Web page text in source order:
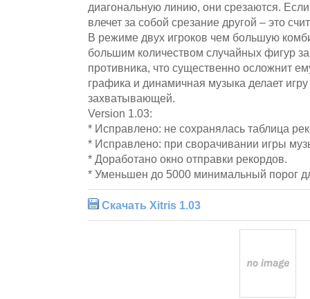
диагональную линию, они срезаются.
влечет за собой срезание другой – это
В режиме двух игроков чем большую
большим количеством случайных фигур
противника, что существенно осложнит
графика и динамичная музыка делает
захватывающей.
Version 1.03:
* Исправлено: не сохранялась таблица
* Исправлено: при сворачивании игры
* Доработано окно отправки рекордов.
* Уменьшен до 5000 минимальный порог
Скачать Xitris 1.03